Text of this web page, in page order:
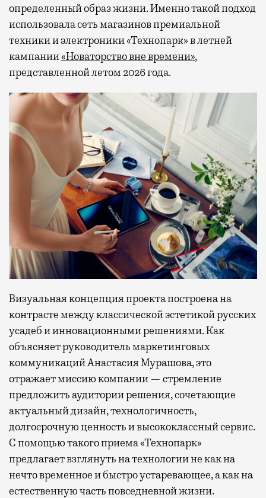
определенный образ жизни. Именно такой подход
использовала сеть магазинов премиальной
техники и электроники «Технопарк» в летней
кампании«Новаторство вне времени»,
представленной летом 2026 года.
Визуальная концепция проекта построена на
контрасте между классической эстетикой русских
усадеб и инновационными решениями. Как
объясняет руководитель маркетинговых
коммуникаций Анастасия Мурашова, это
отражает миссию компании — стремление
предложить аудитории решения, сочетающие
актуальный дизайн, технологичность,
долгосрочную ценность и высококлассный сервис.
С помощью такого приема «Технопарк»
предлагает взглянуть на технологии не как на
нечто временное и быстро устаревающее, а как на
естественную часть повседневной жизни.